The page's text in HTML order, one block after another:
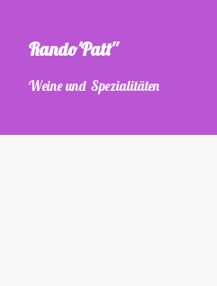
Rando'Patt''
Weine und Spezialitäten